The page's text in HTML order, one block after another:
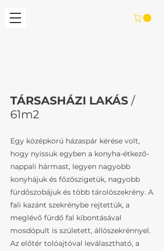
TÁRSASHÁZI LAKÁS /
61m2
Egy középkorú házaspár kérése volt,
hogy nyissuk egyben a konyha-étkező-
nappali hármast, legyen nagyobb
konyhájuk és főzőszigetük, nagyobb
fürdőszobájuk és több tárolószekrény. A
fali kazánt szekrénybe rejtettük, a
meglévő fürdő fal kibontásával
mosdópult is született, állószekrénnyel.
Az előtér tolóajtóval leválasztható, a